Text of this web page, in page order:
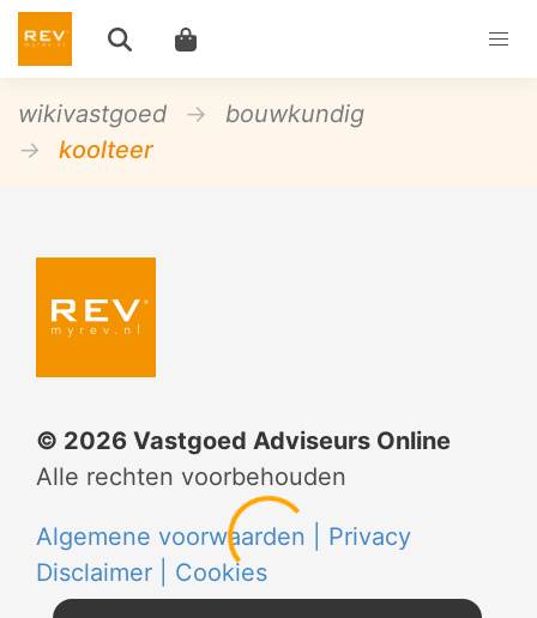
wikivastgoed
bouwkundig
koolteer
© 2026 Vastgoed Adviseurs Online
Alle rechten voorbehouden
Algemene voorwaarden | Privacy
Disclaimer | Cookies